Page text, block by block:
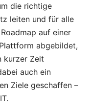
die richtige
leiten und für alle
auf einer
abgebildet,
kurzer Zeit
auch ein
Ziele geschaffen –